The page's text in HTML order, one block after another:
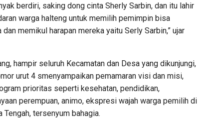
berdiri, saking dong cinta Sherly Sarbin, dan itu lahir
warga halteng untuk memilih pemimpin bisa
dan memikul harapan mereka yaitu Serly Sarbin,” ujar
hampir seluruh Kecamatan dan Desa yang dikunjungi,
urut 4 smenyampaikan pemamaran visi dan misi,
prioritas seperti kesehatan, pendidikan,
perempuan, animo, ekspresi wajah warga pemilih di
Tengah, tersenyum bahagia.